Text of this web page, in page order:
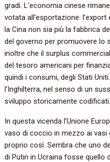
gradi. L’economia cinese
votata all’esportazione:
la Cina non sia più la fabbrica
del governo per promuovere lo
inoltre che il surplus
del tesoro americani per
quindi i consumi, degli Stati
l’Inghilterra, nel senso di un
sviluppo storicamente codificati.
In questa vicenda l’Unione
vaso di coccio in mezzo ai vasi
proprio così. Sembra che uno
di Putin in Ucraina fosse quello